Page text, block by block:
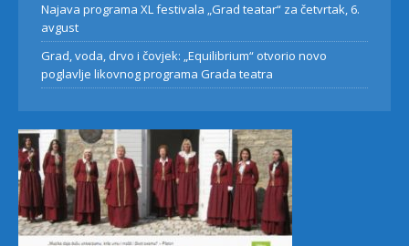
Najava programa XL festivala „Grad teatar“ za četvrtak, 6.
avgust
Grad, voda, drvo i čovjek: „Equilibrium“ otvorio novo
poglavlje likovnog programa Grada teatra